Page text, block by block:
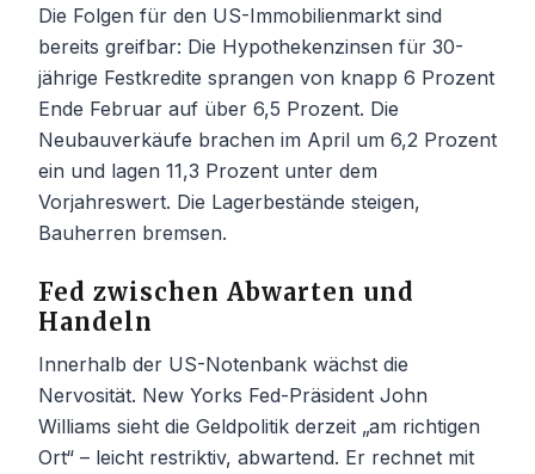
Die Folgen für den US-Immobilienmarkt sind
bereits greifbar: Die Hypothekenzinsen für 30-
jährige Festkredite sprangen von knapp 6 Prozent
Ende Februar auf über 6,5 Prozent. Die
Neubauverkäufe brachen im April um 6,2 Prozent
ein und lagen 11,3 Prozent unter dem
Vorjahreswert. Die Lagerbestände steigen,
Bauherren bremsen.
Fed zwischen Abwarten und
Handeln
Innerhalb der US-Notenbank wächst die
Nervosität. New Yorks Fed-Präsident John
Williams sieht die Geldpolitik derzeit „am richtigen
Ort“ – leicht restriktiv, abwartend. Er rechnet mit